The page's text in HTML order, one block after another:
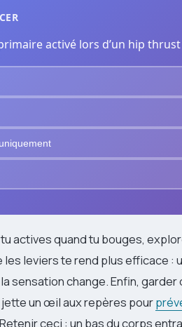
activé lors d’un hip thrust
actives quand tu bouges,
les leviers te rend plus efficace :
sensation change. Enfin,
un œil aux repères pour
ceci : un bas du corps